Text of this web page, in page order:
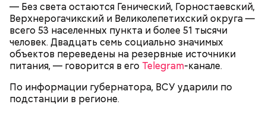
— Без света остаются Генический, Горностаевский,
Верхнерогачикский и Великолепетихский округа —
всего 53 населенных пункта и более 51 тысячи
человек. Двадцать семь социально значимых
объектов переведены на резервные источники
питания, — говорится в его Telegram-канале.
По информации губернатора, ВСУ ударили по
подстанции в регионе.
Родственники обналичивали деньги и возвращали
их Гасанову. А чтобы пользоваться деньгами и не
вызвать подозрений у налоговой, Гасанов либо
распределял их между еще несколькими счетами,
либопокупал на них квартиры .